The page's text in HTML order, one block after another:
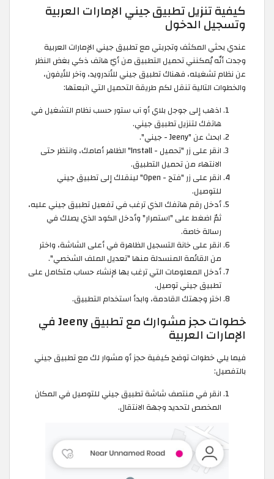
كيفية تنزيل تطبيق جيني الإمارات العربية
وتسجيل الدخول
عندي بحثي المكثف وتجربتي مع تطبيق جيني الإمارات العربية
وجدت أنّه يُمكنني تحميل التطبيق من أيّ هاتف ذكي بغض النظر
عن نظام تشغيله، فهناك تطبيق جيني للأندرويد، وآخر للأيفون،
والخطوات التالية تنقل لكم طريقة التحميل التي اتبعتها:
اذهب إلى جوجل بلاي أو آب ستور حسب نظام التشغيل في
هاتفك لتنزيل تطبيق جيني.
ابحث عن "Jeeny - جيني".
انقر على زر "تحميل - Install" الظاهر أمامك، وانتظر حتى
الانتهاء من تحميل التطبيق.
انقر على زر "فتح - Open" لينقلك إلى تطبيق جيني
للتوصيل.
أدخل رقم هاتفك الذي ترغب في تفعيل تطبيق جيني عليه،
ثمّ اضغط على "استمرار" وأدخل الكود الذي يصلك في
رسالة خاصة.
انقر على خانة التسجيل الظاهرة في أعلى الشاشة، واختر
من القائمة المنسدلة منها "تعديل الملف الشخصي".
أدخل المعلومات التي ترغب بها لإنشاء حساب متكامل على
تطبيق جيني توصيل.
اختر وجهتك القادمة، وابدأ استخدام التطبيق.
خطوات حجز مشوارك مع تطبيق Jeeny في
الإمارات العربية
فيما يلي خطوات توضح كيفية حجز أو مشوار لك مع تطبيق جيني
بالتفصيل:
انقر في منتصف شاشة تطبيق جيني للتوصيل في المكان
المخصص لتحديد وجهة الانتقال.